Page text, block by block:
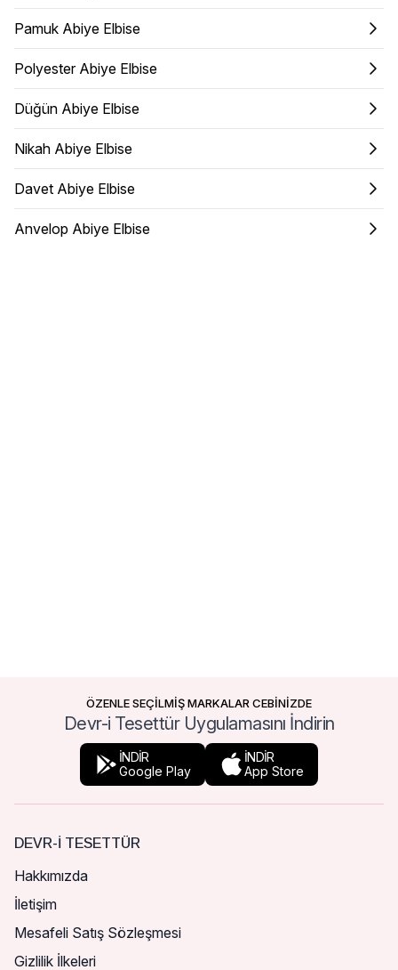
Pamuk Abiye Elbise
Polyester Abiye Elbise
Düğün Abiye Elbise
Nikah Abiye Elbise
Davet Abiye Elbise
Anvelop Abiye Elbise
ÖZENLE SEÇİLMİŞ MARKALAR CEBİNİZDE
Devr-i Tesettür Uygulamasını İndirin
İNDİR
Google Play
İNDİR
App Store
DEVR-I TESETTÜR
Hakkımızda
İletişim
Mesafeli Satış Sözleşmesi
Gizlilik İlkeleri